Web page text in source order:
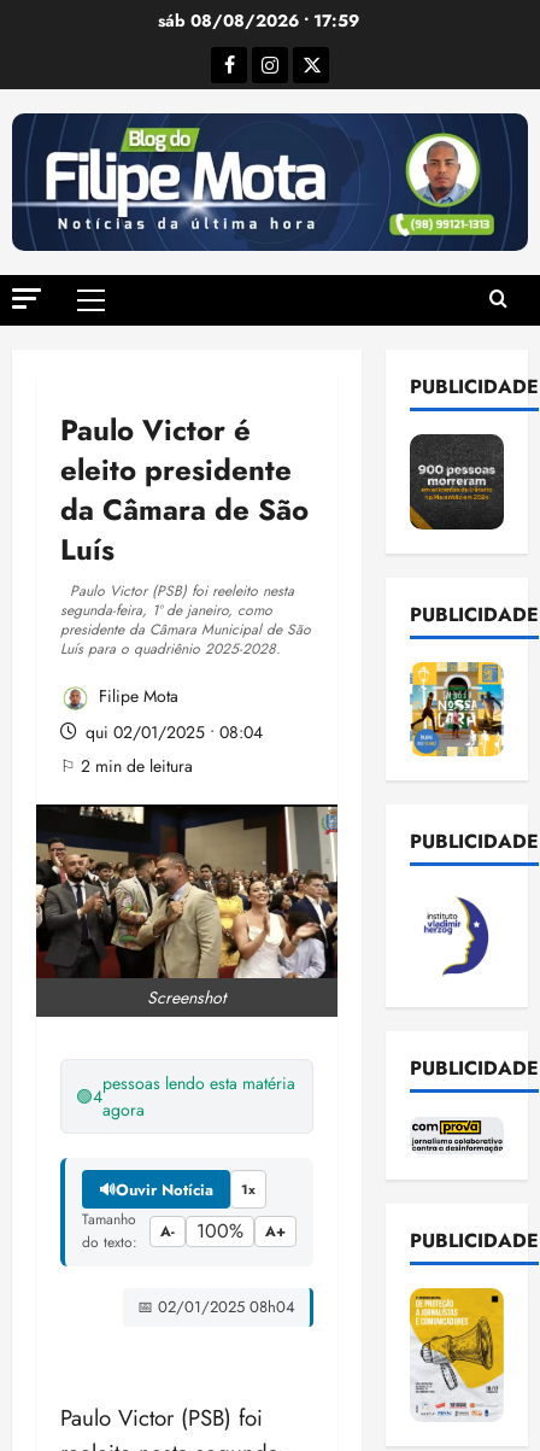
sáb 08/08/2026 • 17:59
Facebook
Instagram
Twitter
Menu
Paulo Victor é
eleito presidente
da Câmara de São
Luís
Paulo Victor (PSB) foi reeleito nesta
segunda-feira, 1º de janeiro, como
presidente da Câmara Municipal de São
Luís para o quadriênio 2025-2028.
Filipe Mota
qui 02/01/2025 • 08:04
⚐ 2 min de leitura
Screenshot
🟢4
pessoas lendo esta matéria
agora
🔊Ouvir Notícia 1x
Tamanho
do texto:
A- 100% A+
📅 02/01/2025 08h04
Paulo Victor (PSB) foi
PUBLICIDADE
PUBLICIDADE
PUBLICIDADE
PUBLICIDADE
PUBLICIDADE